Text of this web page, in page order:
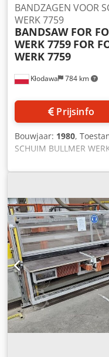
Kłodawa 784 km
BANDZAGEN VOOR
WERK 7759
BANDSAW FOR
WERK 7759 FOR
WERK 7759
Prijsinfo
Bouwjaar: 1980,
SCHUIM BULLMER
Locatie Gorzow
uw eigen Kosten van
onderhandeld
SNIJDEN BEKLEDING
HEEFT A NEUS-
EINDE 4050 mm,
2250 mm, snijden